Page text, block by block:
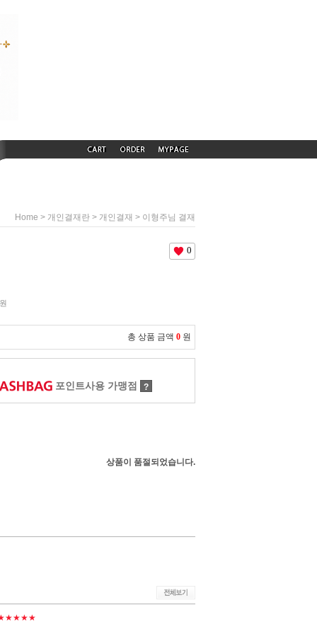
Home > 개인결재란 > 개인결재 > 이형주님 결재
0
원
총 상품 금액 0 원
포인트사용 가맹점 ?
상품이 품절되었습니다.